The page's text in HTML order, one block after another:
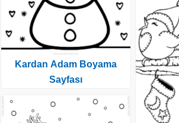
Kardan Adam Boyama
Sayfası